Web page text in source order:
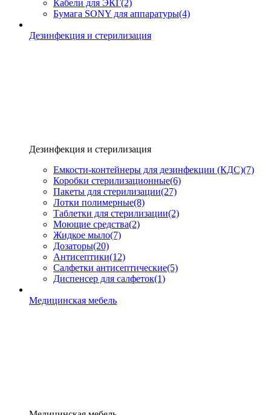
Кабели для ЭКГ(2)
Бумага SONY для аппаратуры(4)
Дезинфекция и стерилизация
Дезинфекция и стерилизация
Емкости-контейнеры для дезинфекции (КДС)(7)
Коробки стерилизационные(6)
Пакеты для стерилизации(27)
Лотки полимерные(8)
Таблетки для стерилизации(2)
Моющие средства(2)
Жидкое мыло(7)
Дозаторы(20)
Антисептики(12)
Салфетки антисептические(5)
Диспенсер для салфеток(1)
Медицинская мебель